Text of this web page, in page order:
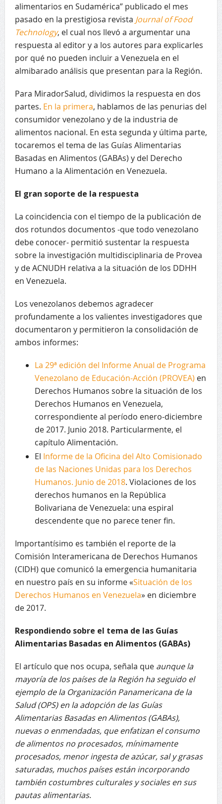
alimentarios en Sudamérica” publicado el mes
pasado en la prestigiosa revista Journal of Food
Technology, el cual nos llevó a argumentar una
respuesta al editor y a los autores para explicarles
por qué no pueden incluir a Venezuela en el
almibarado análisis que presentan para la Región.
Para MiradorSalud, dividimos la respuesta en dos
partes. En la primera, hablamos de las penurias del
consumidor venezolano y de la industria de
alimentos nacional. En esta segunda y última parte,
tocaremos el tema de las Guías Alimentarias
Basadas en Alimentos (GABAs) y del Derecho
Humano a la Alimentación en Venezuela.
El gran soporte de la respuesta
La coincidencia con el tiempo de la publicación de
dos rotundos documentos -que todo venezolano
debe conocer- permitió sustentar la respuesta
sobre la investigación multidisciplinaria de Provea
y de ACNUDH relativa a la situación de los DDHH
en Venezuela.
Los venezolanos debemos agradecer
profundamente a los valientes investigadores que
documentaron y permitieron la consolidación de
ambos informes:
La 29ª edición del Informe Anual de Programa
Venezolano de Educación-Acción (PROVEA) en
Derechos Humanos sobre la situación de los
Derechos Humanos en Venezuela,
correspondiente al período enero-diciembre
de 2017. Junio 2018. Particularmente, el
capítulo Alimentación.
El Informe de la Oficina del Alto Comisionado
de las Naciones Unidas para los Derechos
Humanos. Junio de 2018. Violaciones de los
derechos humanos en la República
Bolivariana de Venezuela: una espiral
descendente que no parece tener fin.
Importantísimo es también el reporte de la
Comisión Interamericana de Derechos Humanos
(CIDH) que comunicó la emergencia humanitaria
en nuestro país en su informe «Situación de los
Derechos Humanos en Venezuela» en diciembre
de 2017.
Respondiendo sobre el tema de las Guías
Alimentarias Basadas en Alimentos (GABAs)
El artículo que nos ocupa, señala que aunque la
mayoría de los países de la Región ha seguido el
ejemplo de la Organización Panamericana de la
Salud (OPS) en la adopción de las Guías
Alimentarias Basadas en Alimentos (GABAs),
nuevas o enmendadas, que enfatizan el consumo
de alimentos no procesados, mínimamente
procesados, menor ingesta de azúcar, sal y grasas
saturadas, muchos países están incorporando
también costumbres culturales y sociales en sus
pautas alimentarias.